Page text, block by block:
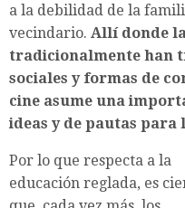
a la debilidad de la
vecindario. Allí donde
tradicionalmente han
sociales y formas de
cine asume una
ideas y de pautas para
Por lo que respecta a la
educación reglada, es